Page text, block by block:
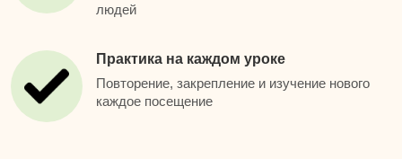
людей
Практика на каждом уроке
Повторение, закрепление и изучение нового
каждое посещение